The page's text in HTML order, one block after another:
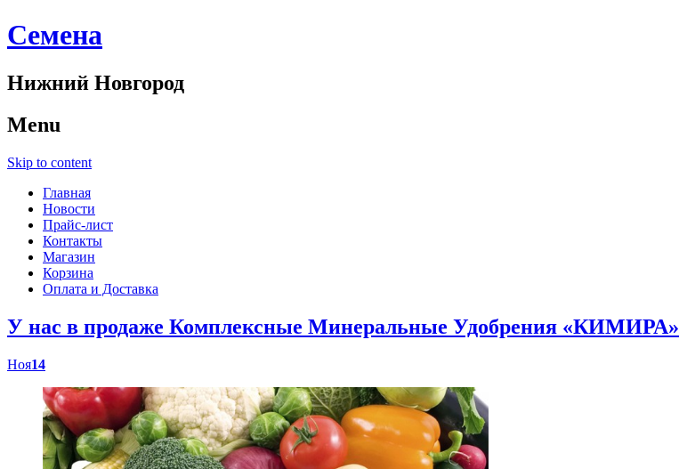
Cемена
Нижний Новгород
Menu
Skip to content
Главная
Новости
Прайс-лист
Контакты
Магазин
Корзина
Оплата и Доставка
У нас в продаже Комплексные Минеральные Удобрения «КИМИРА»
Ноя14